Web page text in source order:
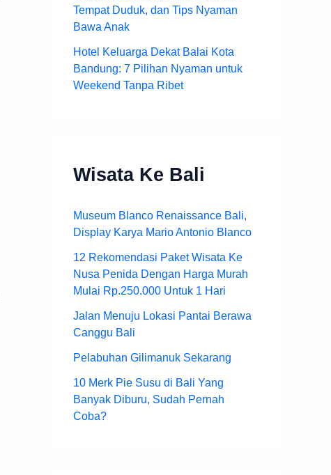
Tempat Duduk, dan Tips Nyaman
Bawa Anak
Hotel Keluarga Dekat Balai Kota
Bandung: 7 Pilihan Nyaman untuk
Weekend Tanpa Ribet
Wisata Ke Bali
Museum Blanco Renaissance Bali,
Display Karya Mario Antonio Blanco
12 Rekomendasi Paket Wisata Ke
Nusa Penida Dengan Harga Murah
Mulai Rp.250.000 Untuk 1 Hari
Jalan Menuju Lokasi Pantai Berawa
Canggu Bali
Pelabuhan Gilimanuk Sekarang
10 Merk Pie Susu di Bali Yang
Banyak Diburu, Sudah Pernah
Coba?